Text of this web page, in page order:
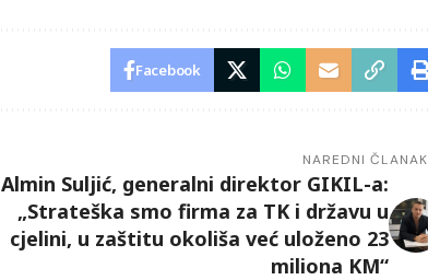
Facebook
NAREDNI ČLANAK
Almin Suljić, generalni direktor GIKIL-a:
„Strateška smo firma za TK i državu u
cjelini, u zaštitu okoliša već uloženo 23
miliona KM“